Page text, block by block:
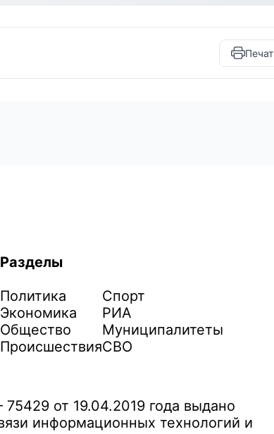
Разделы
Политика
Экономика
Общество
Происшествия
Спорт
РИА
Муниципалитеты
СВО
от 19.04.2019 года выдано
информационных технологий и